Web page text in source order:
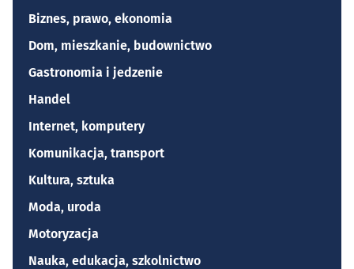
Biznes, prawo, ekonomia
Dom, mieszkanie, budownictwo
Gastronomia i jedzenie
Handel
Internet, komputery
Komunikacja, transport
Kultura, sztuka
Moda, uroda
Motoryzacja
Nauka, edukacja, szkolnictwo